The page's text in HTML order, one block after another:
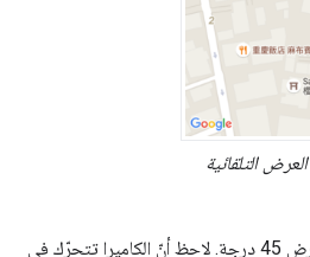
التلقائية
في الصور أدناه، تبلغ زاوية العرض 45 درجة. لاحظ أنّ الكاميرا تتحرّك في